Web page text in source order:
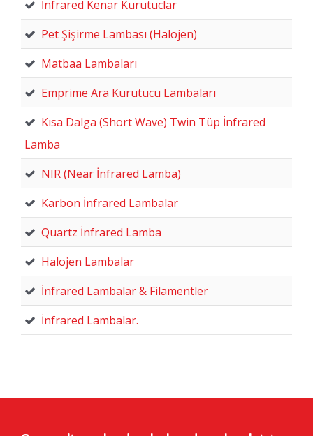
İnfrared Kenar Kurutuclar
Pet Şişirme Lambası (Halojen)
Matbaa Lambaları
Emprime Ara Kurutucu Lambaları
Kısa Dalga (Short Wave) Twin Tüp İnfrared
Lamba
NIR (Near İnfrared Lamba)
Karbon İnfrared Lambalar
Quartz İnfrared Lamba
Halojen Lambalar
İnfrared Lambalar & Filamentler
İnfrared Lambalar.